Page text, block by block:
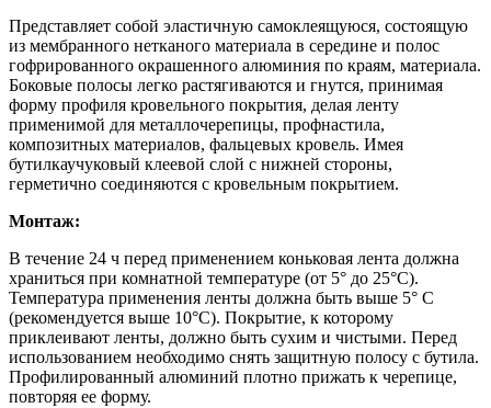
Представляет собой эластичную самоклеящуюся, состоящую
из мембранного нетканого материала в середине и полос
гофрированного окрашенного алюминия по краям, материала.
Боковые полосы легко растягиваются и гнутся, принимая
форму профиля кровельного покрытия, делая ленту
применимой для металлочерепицы, профнастила,
композитных материалов, фальцевых кровель. Имея
бутилкаучуковый клеевой слой с нижней стороны,
герметично соединяются с кровельным покрытием.
Монтаж:
В течение 24 ч перед применением коньковая лента должна
храниться при комнатной температуре (от 5° до 25°С).
Температура применения ленты должна быть выше 5° С
(рекомендуется выше 10°C). Покрытие, к которому
приклеивают ленты, должно быть сухим и чистыми. Перед
использованием необходимо снять защитную полосу с бутила.
Профилированный алюминий плотно прижать к черепице,
повторяя ее форму.